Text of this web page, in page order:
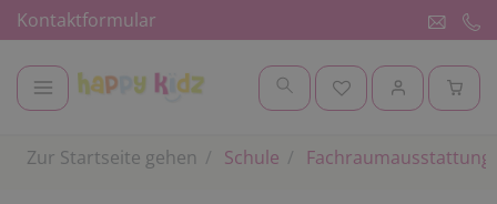
Kontaktformular
Zur Startseite gehen Schule Fachraumausstattung